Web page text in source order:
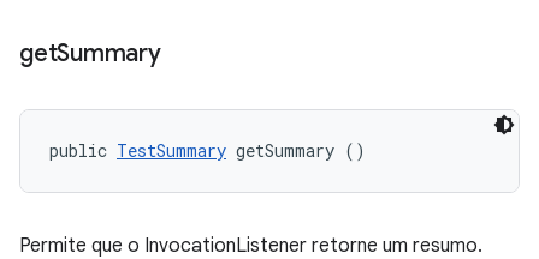
getSummary
public TestSummary getSummary ()
Permite que o InvocationListener retorne um resumo.